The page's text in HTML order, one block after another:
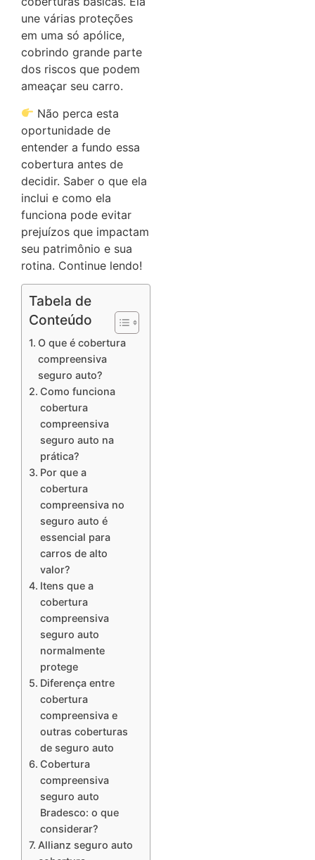
une várias proteções
em uma só apólice,
cobrindo grande parte
dos riscos que podem
ameaçar seu carro.
Não perca esta
oportunidade de
entender a fundo essa
cobertura antes de
decidir. Saber o que ela
inclui e como ela
funciona pode evitar
prejuízos que impactam
seu patrimônio e sua
rotina. Continue lendo!
Tabela de
Conteúdo
O que é cobertura
compreensiva
seguro auto?
Como funciona
cobertura
compreensiva
seguro auto na
prática?
Por que a
cobertura
compreensiva no
seguro auto é
essencial para
carros de alto
valor?
Itens que a
cobertura
compreensiva
seguro auto
normalmente
protege
Diferença entre
cobertura
compreensiva e
outras coberturas
de seguro auto
Cobertura
compreensiva
seguro auto
Bradesco: o que
considerar?
Allianz seguro auto